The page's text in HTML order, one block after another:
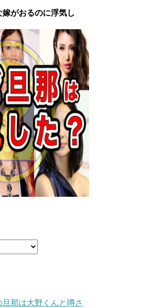
がおるのに浮気し
那は大野くんと噂さ